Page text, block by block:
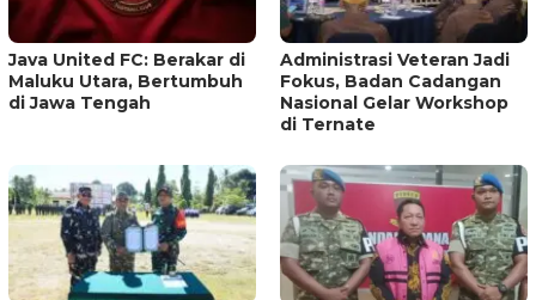
Java United FC: Berakar di
Maluku Utara, Bertumbuh
di Jawa Tengah
Administrasi Veteran Jadi
Fokus, Badan Cadangan
Nasional Gelar Workshop
di Ternate